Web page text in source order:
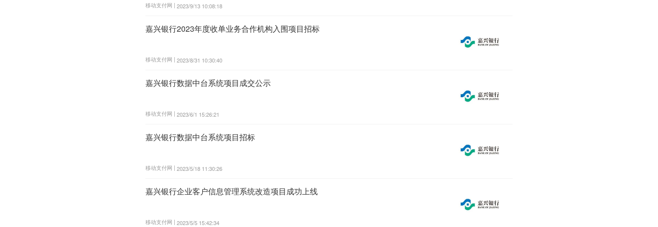
移动支付网 | 2023/9/13 10:08:18
嘉兴银行2023年度收单业务合作机构入围项目招标
移动支付网 | 2023/8/31 10:30:40
嘉兴银行数据中台系统项目成交公示
移动支付网 | 2023/6/1 15:26:21
嘉兴银行数据中台系统项目招标
移动支付网 | 2023/5/18 11:30:26
嘉兴银行企业客户信息管理系统改造项目成功上线
移动支付网 | 2023/5/5 15:42:34